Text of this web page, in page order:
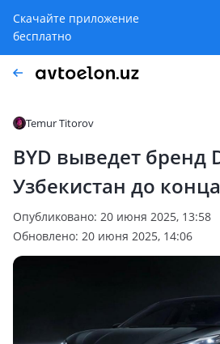
Скачайте приложение
бесплатно
Temur Titorov
BYD выведет бренд
Узбекистан до
Опубликовано: 20 июня 2025, 13:58
Обновлено: 20 июня 2025, 14:06